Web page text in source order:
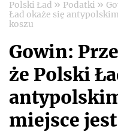
Polski Ład » Podatki »
Ład okaże się
koszu
Gowin:
że Polski
miejsce